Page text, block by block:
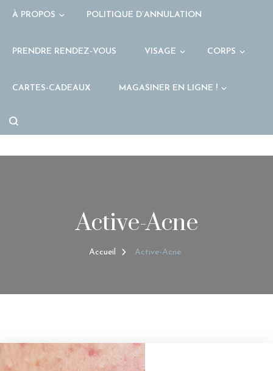
À PROPOS POLITIQUE D’ANNULATION
PRENDRE RENDEZ-VOUS VISAGE CORPS
CARTES-CADEAUX MAGASINER EN LIGNE !
Active-Acne
Accueil Active-Acne